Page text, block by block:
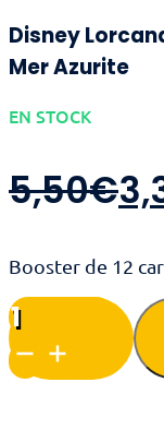
Disney
Mer Azurite
EN STOCK
5,50€
Le
initial
était :
Le
actuel
est :
Booster de 12
quantité
de
Disney
Lorcana